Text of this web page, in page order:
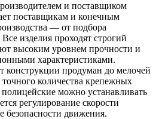
и поставщиком
поставщикам и конечным
— от подбора
изделия проходят строгий
высоким уровнем прочности и
характеристиками.
конструкции продуман до мелочей
количества крепежных
можно устанавливать
регулирование скорости
движения.